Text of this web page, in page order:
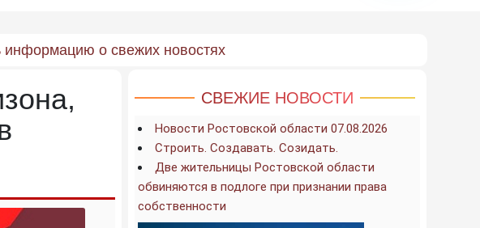
информацию о свежих новостях
СВЕЖИЕ НОВОСТИ
Новости Ростовской области 07.08.2026
Строить. Создавать. Созидать.
Две жительницы Ростовской области
обвиняются в подлоге при признании права
собственности